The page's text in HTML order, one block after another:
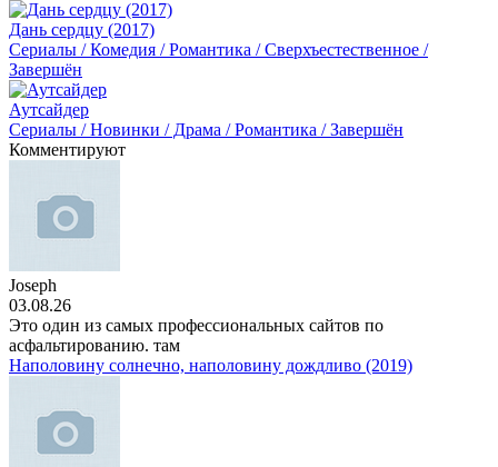
Дань сердцу (2017)
Сериалы / Комедия / Романтика / Сверхъестественное /
Завершён
Аутсайдер
Сериалы / Новинки / Драма / Романтика / Завершён
Комментируют
Joseph
03.08.26
Это один из самых профессиональных сайтов по
асфальтированию. там
Наполовину солнечно, наполовину дождливо (2019)